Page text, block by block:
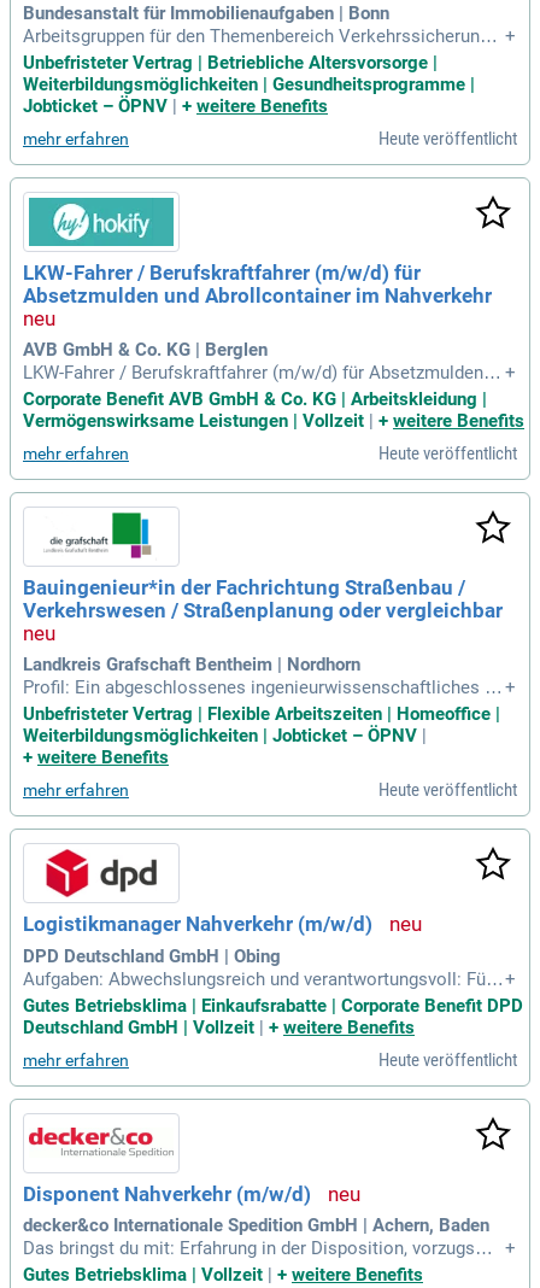
Bundesanstalt für Immobilienaufgaben | Bonn
Arbeitsgruppen für den Themenbereich Verkehrssicherung b
zw.
+
Unbefristeter Vertrag | Betriebliche Altersvorsorge |
Weiterbildungsmöglichkeiten | Gesundheitsprogramme |
Jobticket – ÖPNV | + weitere Benefits
mehr erfahren Heute veröffentlicht
LKW-Fahrer / Berufskraftfahrer (m/w/d) für
Absetzmulden und Abrollcontainer im Nahverkehr
AVB GmbH & Co. KG | Berglen
LKW-Fahrer / Berufskraftfahrer (m/w/d) für Absetzmulden u
nd Abrollcontainer im Nahverkehr: Beschreibung; Du willst f
air bezahlt werden und den Tag hinter dem Steuer eines eige
nen Stamm-LKWs verbringen? Bei uns kannst du genau das
haben!
+
Corporate Benefit AVB GmbH & Co. KG | Arbeitskleidung |
Vermögenswirksame Leistungen | Vollzeit | + weitere Benefits
mehr erfahren Heute veröffentlicht
Bauingenieur*in der Fachrichtung Straßenbau /
Verkehrswesen / Straßenplanung oder vergleichbar
Landkreis Grafschaft Bentheim | Nordhorn
Profil: Ein abgeschlossenes ingenieurwissenschaftliches St
udium im Bereich Bauingenieurwesen (Fachrichtung Straßen
bau / Verkehrswesen / Straßenplanung) oder vergleichbar; K
enntnisse im öffentlichen Bau- und Vergaberecht (VOB) sow
+
Unbefristeter Vertrag | Flexible Arbeitszeiten | Homeoffice |
Weiterbildungsmöglichkeiten | Jobticket – ÖPNV
+ weitere Benefits
mehr erfahren Heute veröffentlicht
Logistikmanager Nahverkehr (m/w/d)
DPD Deutschland GmbH | Obing
Aufgaben: Abwechslungsreich und verantwortungsvoll: Führ
ung des Nahverkehrs-Team mit 10 Personen sowie Organis
ation einer effizienten Schicht- und Personaleinsatzplanung;
auf hohe Produktivität
+
Gutes Betriebsklima | Einkaufsrabatte | Corporate Benefit DPD
Deutschland GmbH | Vollzeit | + weitere Benefits
mehr erfahren Heute veröffentlicht
Disponent Nahverkehr (m/w/d)
decker&co Internationale Spedition GmbH | Achern, Baden
Das bringst du mit: Erfahrung in der Disposition, vorzugswei
se im Nahverkehr; Gute geografische Kenntnisse und Organi
+
Gutes Betriebsklima | Vollzeit | + weitere Benefits